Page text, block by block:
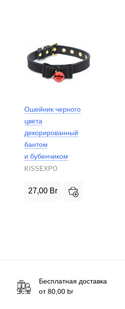
Ошейник черного
цвета
декорированный
бантом
и бубенчиком
KISSEXPO
27,00 Br
Бесплатная доставка
от80,00 br